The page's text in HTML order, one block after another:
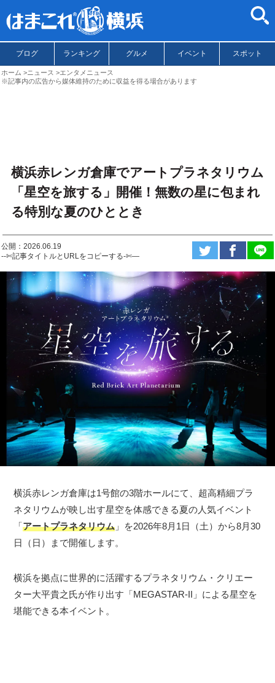
ブログ ランキング グルメ イベント スポット
ホーム ニュース
エンタメニュース
※記事内の広告から媒体維持のために収益を得る場合があります
横浜赤レンガ倉庫でアートプラネタリウム
「星空を旅する」開催！無数の星に包まれ
る特別な夏のひととき
公開：2026.06.19
--✄記事タイトルとURLをコピーする-✄—
横浜赤レンガ倉庫は1号館の3階ホールにて、超高精細プラ
ネタリウムが映し出す星空を体感できる夏の人気イベント
「アートプラネタリウム 」を2026年8月1日（土）から8月30
日（日）まで開催します。
横浜を拠点に世界的に活躍するプラネタリウム・クリエー
ター大平貴之氏が作り出す「MEGASTAR-II」による星空を
堪能できる本イベント。